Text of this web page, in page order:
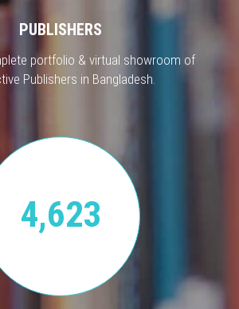
PUBLISHERS
portfolio & virtual showroom of
Publishers in Bangladesh.
4,623